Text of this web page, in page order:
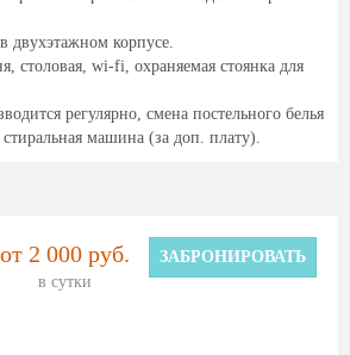
двухэтажном корпусе.
столовая, wi-fi, охраняемая стоянка для
регулярно, смена постельного белья
стиральная машина (за доп. плату).
от 2 000 руб.
в сутки
ЗАБРОНИРОВАТЬ